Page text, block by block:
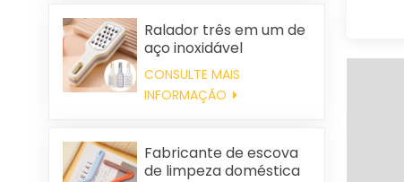
Ralador três em um de
aço inoxidável
CONSULTE MAIS
INFORMAÇÃO
Fabricante de escova
de limpeza doméstica